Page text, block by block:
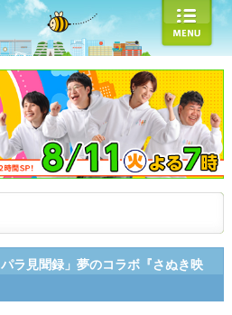
ラ見聞録」夢のコラボ『さぬき映